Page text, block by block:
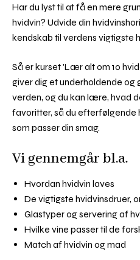
Har du lyst til at få en mere
hvidvin? Udvide din
kendskab til verdens vigtigste
Så er kurset 'Lær alt om 10
giver dig et underholdende og
verden, og du kan lære, hvad
favoritter, så du efterfølgende
som passer din smag.
Vi gennemgår bl.a.
Hvordan hvidvin laves
De vigtigste hvidvinsdruer,
Glastyper og servering af
Hvilke vine passer til de
Match af hvidvin og mad